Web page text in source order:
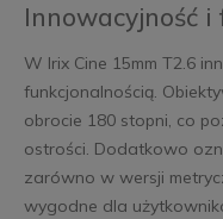
Innowacyjność i
W Irix Cine 15mm T2.6
funkcjonalnością.
obrocie 180 stopni, co
ostrości. Dodatkowo
zarówno w wersji
wygodne dla